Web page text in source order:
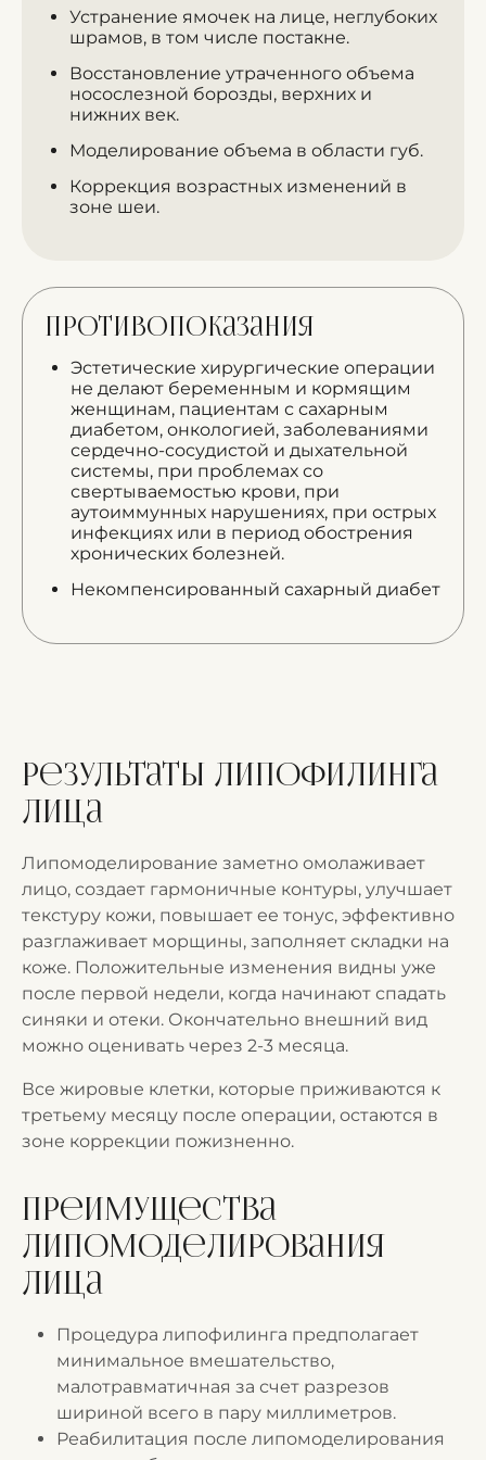
Устранение ямочек на лице, неглубоких
шрамов, в том числе постакне.
Восстановление утраченного объема
носослезной борозды, верхних и
нижних век.
Моделирование объема в области губ.
Коррекция возрастных изменений в
зоне шеи.
Противопоказания
Эстетические хирургические операции
не делают беременным и кормящим
женщинам, пациентам с сахарным
диабетом, онкологией, заболеваниями
сердечно-сосудистой и дыхательной
системы, при проблемах со
свертываемостью крови, при
аутоиммунных нарушениях, при острых
инфекциях или в период обострения
хронических болезней.
Некомпенсированный сахарный диабет
Результаты липофилинга
лица
Липомоделирование заметно омолаживает
лицо, создает гармоничные контуры, улучшает
текстуру кожи, повышает ее тонус, эффективно
разглаживает морщины, заполняет складки на
коже. Положительные изменения видны уже
после первой недели, когда начинают спадать
синяки и отеки. Окончательно внешний вид
можно оценивать через 2-3 месяца.
Все жировые клетки, которые приживаются к
третьему месяцу после операции, остаются в
зоне коррекции пожизненно.
Преимущества
липомоделирования
лица
Процедура липофилинга предполагает
минимальное вмешательство,
малотравматичная за счет разрезов
шириной всего в пару миллиметров.
Реабилитация после липомоделирования